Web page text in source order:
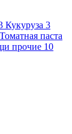
Кукуруза 3
Томатная паста
прочие 10